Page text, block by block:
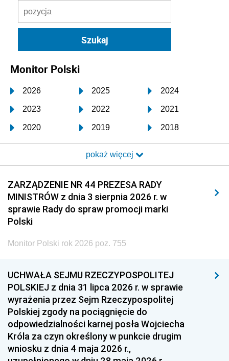
Monitor Polski
2026 2025 2024
2023 2022 2021
2020 2019 2018
2017 2016 2015
2014 2013 2012
2011 2010 2009
2008 2007 2006
2005
1996 1995 1994
1993 1992 1991
1990 1989
1987 1986 1985
1984 1983
pokaż więcej
ZARZĄDZENIE NR 44 PREZESA RADY
MINISTRÓW z dnia 3 sierpnia 2026 r. w
sprawie Rady do spraw promocji marki
Polski
Monitor Polski rok 2026 poz. 755
UCHWAŁA SEJMU RZECZYPOSPOLITEJ
POLSKIEJ z dnia 31 lipca 2026 r. w sprawie
wyrażenia przez Sejm Rzeczypospolitej
Polskiej zgody na pociągnięcie do
odpowiedzialności karnej posła Wojciecha
Króla za czyn określony w punkcie drugim
wniosku z dnia 4 maja 2026 r.,